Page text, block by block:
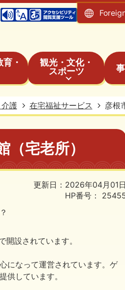
・
観光・文化・
スポーツ
護 在宅福祉サービス 彦根
宅老所）
更新日：2026年04月01日
HP番号：
設されています。
になって運営されています。ゲ
供しています。